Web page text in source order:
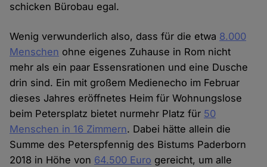
schicken Bürobau egal.
Wenig verwunderlich also, dass für die etwa 8.000
Menschen ohne eigenes Zuhause in Rom nicht
mehr als ein paar Essensrationen und eine Dusche
drin sind. Ein mit großem Medienecho im Februar
dieses Jahres eröffnetes Heim für Wohnungslose
beim Petersplatz bietet nurmehr Platz für 50
Menschen in 16 Zimmern. Dabei hätte allein die
Summe des Peterspfennig des Bistums Paderborn
2018 in Höhe von 64.500 Euro gereicht, um alle